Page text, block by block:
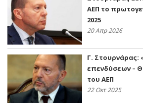
ΑΕΠ το
2025
20 Απρ 2026
Γ. Στουρνάρας:
επενδύσεων –
του ΑΕΠ
22 Οκτ 2025